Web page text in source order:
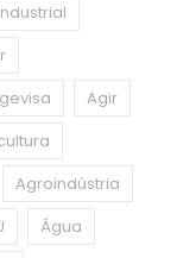
Agir
Agroindústria
Água